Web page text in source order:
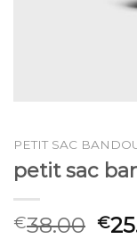
PETIT SAC
petit sac
€38.00 €